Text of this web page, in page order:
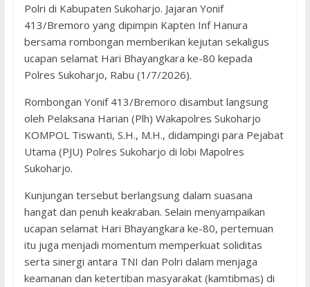
Polri di Kabupaten Sukoharjo. Jajaran Yonif
413/Bremoro yang dipimpin Kapten Inf Hanura
bersama rombongan memberikan kejutan sekaligus
ucapan selamat Hari Bhayangkara ke-80 kepada
Polres Sukoharjo, Rabu (1/7/2026).
Rombongan Yonif 413/Bremoro disambut langsung
oleh Pelaksana Harian (Plh) Wakapolres Sukoharjo
KOMPOL Tiswanti, S.H., M.H., didampingi para Pejabat
Utama (PJU) Polres Sukoharjo di lobi Mapolres
Sukoharjo.
Kunjungan tersebut berlangsung dalam suasana
hangat dan penuh keakraban. Selain menyampaikan
ucapan selamat Hari Bhayangkara ke-80, pertemuan
itu juga menjadi momentum memperkuat soliditas
serta sinergi antara TNI dan Polri dalam menjaga
keamanan dan ketertiban masyarakat (kamtibmas) di